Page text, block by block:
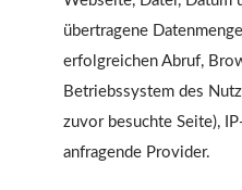
übertragene
erfolgreichen Abruf,
Betriebssystem des
zuvor besuchte Seite),
anfragende Provider.